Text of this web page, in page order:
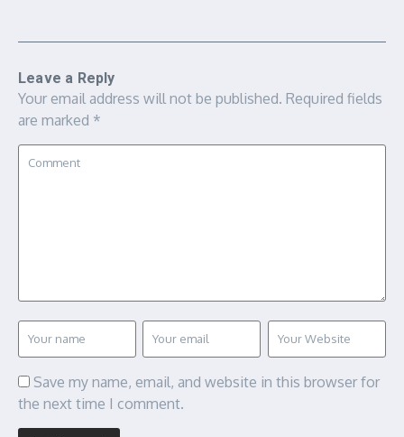
Leave a Reply
Your email address will not be published. Required fields
are marked *
Save my name, email, and website in this browser for
the next time I comment.